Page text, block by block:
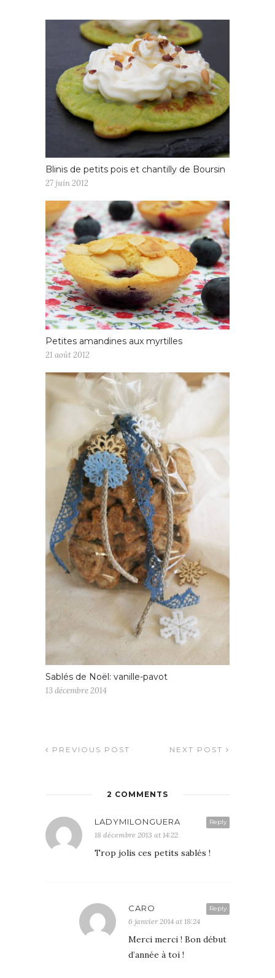
Blinis de petits pois et chantilly de Boursin
27 juin 2012
Petites amandines aux myrtilles
21 août 2012
Sablés de Noël: vanille-pavot
13 décembre 2014
PREVIOUS POST NEXT POST
2 COMMENTS
Reply
LADYMILONGUERA
18 décembre 2013 at 14:22
Trop jolis ces petits sablés !
Reply
CARO
6 janvier 2014 at 18:24
Merci merci ! Bon début
d’année à toi !